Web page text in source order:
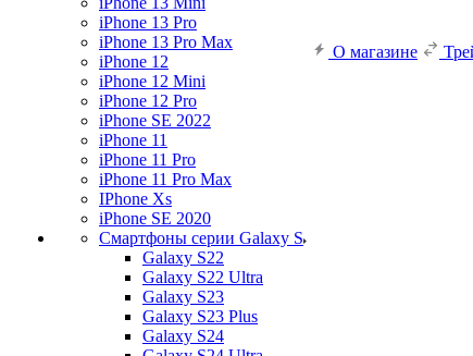
iPhone 13 Pro
iPhone 13 Pro Max
iPhone 12
iPhone 12 Mini
iPhone 12 Pro
iPhone SE 2022
iPhone 11
iPhone 11 Pro
iPhone 11 Pro Max
IPhone Xs
iPhone SE 2020
Смартфоны серии Galaxy S
Galaxy S22
Galaxy S22 Ultra
Galaxy S23
Galaxy S23 Plus
Galaxy S24
О магазине